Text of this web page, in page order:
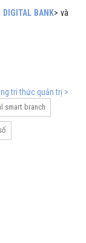
DIGITAL BANK> và
tri thức quản trị >
smart branch